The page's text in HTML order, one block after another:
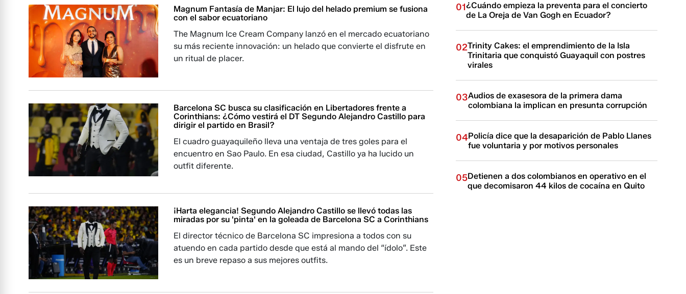
Magnum Fantasía de Manjar: El lujo del helado premium se fusiona
con el sabor ecuatoriano
The Magnum Ice Cream Company lanzó en el mercado ecuatoriano
su más reciente innovación: un helado que convierte el disfrute en
un ritual de placer.
Barcelona SC busca su clasificación en Libertadores frente a
Corinthians: ¿Cómo vestirá el DT Segundo Alejandro Castillo para
dirigir el partido en Brasil?
El cuadro guayaquileño lleva una ventaja de tres goles para el
encuentro en Sao Paulo. En esa ciudad, Castillo ya ha lucido un
outfit diferente.
¡Harta elegancia! Segundo Alejandro Castillo se llevó todas las
miradas por su 'pinta' en la goleada de Barcelona SC a Corinthians
El director técnico de Barcelona SC impresiona a todos con su
atuendo en cada partido desde que está al mando del “ídolo”. Este
es un breve repaso a sus mejores outfits.
01¿Cuándo empieza la preventa para el concierto
de La Oreja de Van Gogh en Ecuador?
02Trinity Cakes: el emprendimiento de la Isla
Trinitaria que conquistó Guayaquil con postres
virales
03Audios de exasesora de la primera dama
colombiana la implican en presunta corrupción
04Policía dice que la desaparición de Pablo Llanes
fue voluntaria y por motivos personales
05Detienen a dos colombianos en operativo en el
que decomisaron 44 kilos de cocaína en Quito